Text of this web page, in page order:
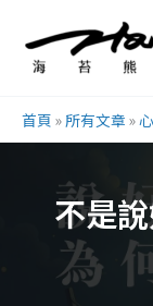
首頁 »所有文章 »
不是